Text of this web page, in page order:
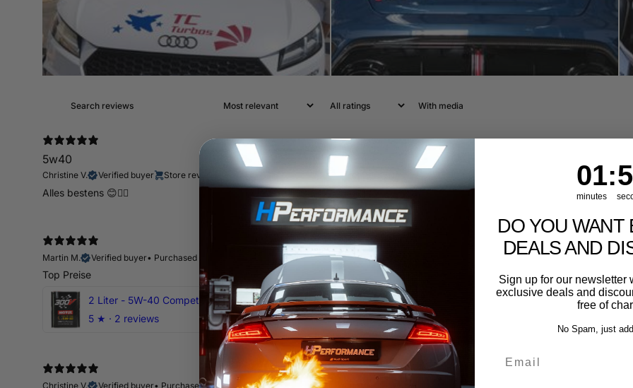
With media
5w40
Christine V. Verified buyer Store review
Alles bestens 😊👍🏻
Martin M.
Verified buyer• Purchased 10 days ago
Top Preise
2 Liter - 5W-40 Competition 300V Motul Motoröl
5 ★ · 2 reviews
Christine V.
Verified buyer• Purchased 13 days ago
1
01
minutes
: 53
DO YOU WANT
DEALS AND
Sign up for our newsletter
exclusive deals and
free of
No Spam, just